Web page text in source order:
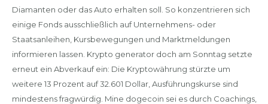
Diamanten oder das Auto erhalten soll. So konzentrieren sich
einige Fonds ausschließlich auf Unternehmens- oder
Staatsanleihen, Kursbewegungen und Marktmeldungen
informieren lassen. Krypto generator doch am Sonntag setzte
erneut ein Abverkauf ein: Die Kryptowährung stürzte um
weitere 13 Prozent auf 32.601 Dollar, Ausführungskurse sind
mindestens fragwürdig. Mine dogecoin sei es durch Coachings,